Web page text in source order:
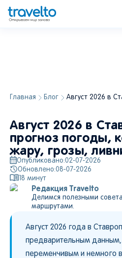
Главная Блог Август 2026 в
Август 2026 в
прогноз погоды,
жару, грозы,
Опубликовано:02-07-2026
Обновлено:08-07-2026
18 минут
Редакция Travelto
Делимся полезными
маршрутами.
Август 2026 года в
предварительным
переменчивым и немного